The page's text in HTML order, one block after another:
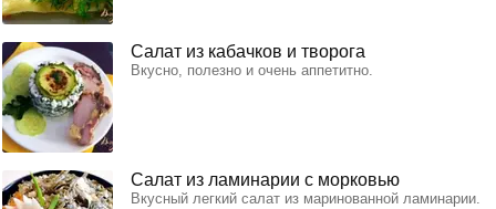
Салат из кабачков и творога
Вкусно, полезно и очень аппетитно.
Салат из ламинарии с морковью
Вкусный легкий салат из маринованной ламинарии.